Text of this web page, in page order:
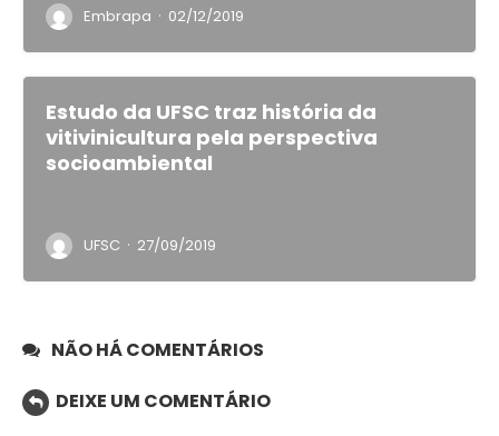
Embrapa · 02/12/2019
Estudo da UFSC traz história da
vitivinicultura pela perspectiva
socioambiental
UFSC · 27/09/2019
NÃO HÁ COMENTÁRIOS
DEIXE UM COMENTÁRIO